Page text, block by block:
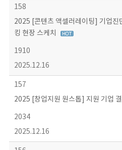
158
2025 [콘텐츠 액셀러레이팅] 기업진
킹 현장 스케치
1910
2025.12.16
157
2025 [창업지원 원스톱] 지원 기업
2034
2025.12.16